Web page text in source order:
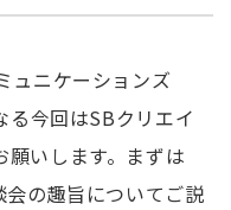
ュニケーションズ
る今回はSBクリエイ
願いします。まずは
の趣旨についてご説